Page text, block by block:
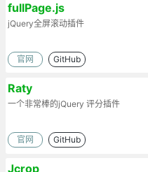
fullPage.js
jQuery全屏滚动插件
官网 GitHub
Raty
一个非常棒的jQuery 评分插件
官网 GitHub
Jcrop